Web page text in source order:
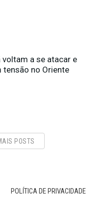
voltam a se atacar e
tensão no Oriente
POSTS
POLÍTICA DE PRIVACIDADE